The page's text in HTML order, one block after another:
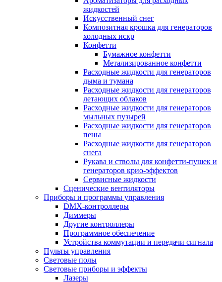
жидкостей
Искусственный снег
Композитная крошка для генераторов
холодных искр
Конфетти
Бумажное конфетти
Метализированное конфетти
Расходные жидкости для генераторов
дыма и тумана
Расходные жидкости для генераторов
летающих облаков
Расходные жидкости для генераторов
мыльных пузырей
Расходные жидкости для генераторов
пены
Расходные жидкости для генераторов
снега
Рукава и стволы для конфетти-пушек и
генераторов крио-эффектов
Сервисные жидкости
Сценические вентиляторы
Приборы и программы управления
DMX-контроллеры
Диммеры
Другие контроллеры
Программное обеспечение
Устройства коммутации и передачи сигнала
Пульты управления
Световые полы
Световые приборы и эффекты
Лазеры